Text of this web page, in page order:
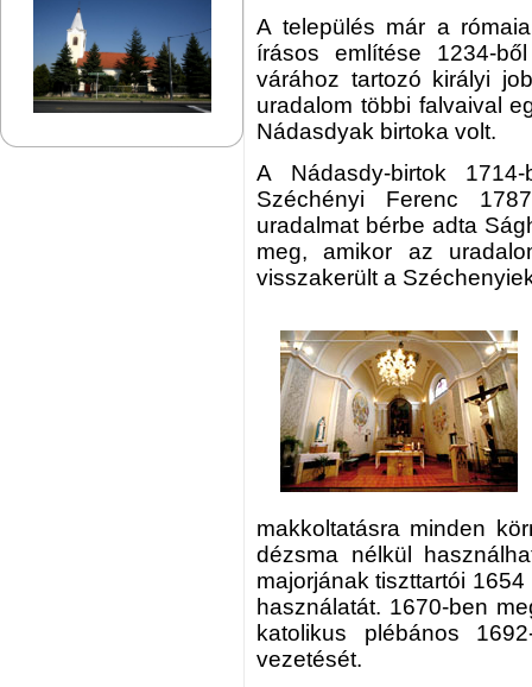
A település már a
írásos említése 1234-
várához tartozó királyi
uradalom többi falvaival
Nádasdyak birtoka volt.
A Nádasdy-birtok
Széchényi Ferenc
uradalmat bérbe adta
meg, amikor az
visszakerült a
makkoltatásra minden
dézsma nélkül
majorjának tiszttartói
használatát. 1670-ben
katolikus plébános
vezetését.